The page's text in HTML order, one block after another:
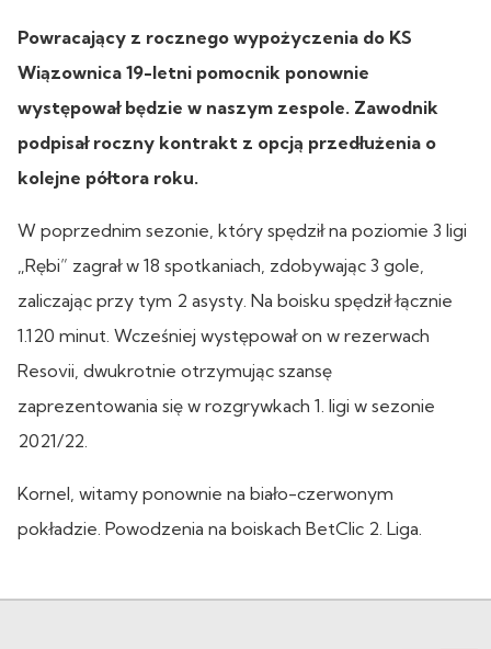
Powracający z rocznego wypożyczenia do KS
Wiązownica 19-letni pomocnik ponownie
występował będzie w naszym zespole. Zawodnik
podpisał roczny kontrakt z opcją przedłużenia o
kolejne półtora roku.
W poprzednim sezonie, który spędził na poziomie 3 ligi
„Rębi” zagrał w 18 spotkaniach, zdobywając 3 gole,
zaliczając przy tym 2 asysty. Na boisku spędził łącznie
1.120 minut. Wcześniej występował on w rezerwach
Resovii, dwukrotnie otrzymując szansę
zaprezentowania się w rozgrywkach 1. ligi w sezonie
2021/22.
Kornel, witamy ponownie na biało-czerwonym
pokładzie. Powodzenia na boiskach BetClic 2. Liga.